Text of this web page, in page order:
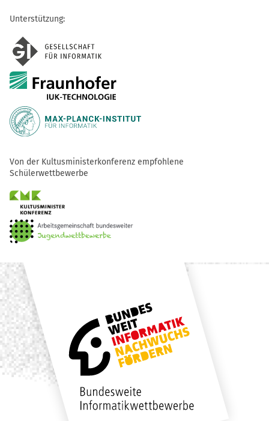
Unterstützung:
Von der Kultusministerkonferenz empfohlene
Schülerwettbewerbe